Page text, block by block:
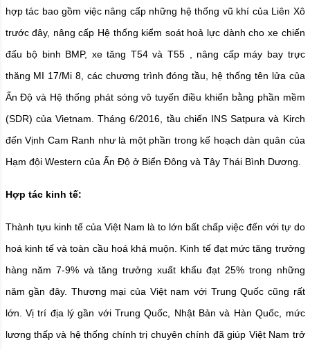
hợp tác bao gồm việc nâng cấp những hệ thống vũ khí của Liên Xô
trước đây, nâng cấp Hệ thống kiểm soát hoả lực dành cho xe chiến
đấu bộ binh BMP, xe tăng T54 và T55 , nâng cấp máy bay trực
thăng MI 17/Mi 8, các chương trình đóng tầu, hệ thống tên lửa của
Ấn Độ và Hệ thống phát sóng vô tuyến điều khiển bằng phần mềm
(SDR) của Vietnam.
Tháng 6/2016, tầu chiến INS Satpura và Kirch
đến Vịnh Cam Ranh như là một phần trong kế hoạch dàn quân của
Hạm đội Western của Ấn Độ ở Biển Đông và Tây Thái Bình Dương.
Hợp tác kinh tế:
Thành tựu kinh tế của Việt Nam là to lớn bất chấp việc đến với tự do
hoá kinh tế và toàn cầu hoá khá muộn. Kinh tế đạt mức tăng trưởng
hàng năm 7-9% và tăng trưởng xuất khẩu đạt 25% trong những
năm gần đây. Thương mại của Việt nam với Trung Quốc cũng rất
lớn. Vị trí địa lý gần với Trung Quốc, Nhật Bản và Hàn Quốc, mức
lương thấp và hệ thống chính trị chuyên chính đã giúp Việt Nam trở